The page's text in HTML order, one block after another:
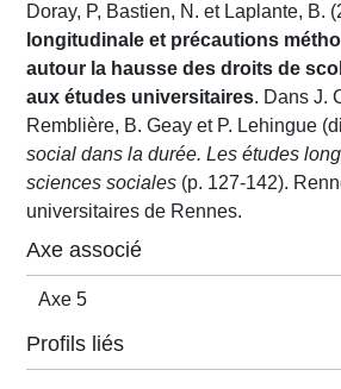
Doray, P, Bastien, N. et Laplante, B.
longitudinale et précautions
autour la hausse des droits de
aux études universitaires. Dans J.
Remblière, B. Geay et P. Lehingue
social dans la durée. Les études
sciences sociales (p. 127-142).
universitaires de Rennes.
Axe associé
Axe 5
Profils liés